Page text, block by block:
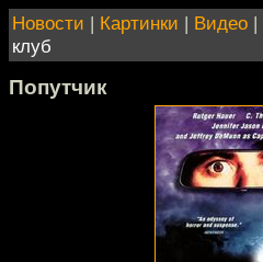
Новости | Картинки | Видео |
клуб
Попутчик